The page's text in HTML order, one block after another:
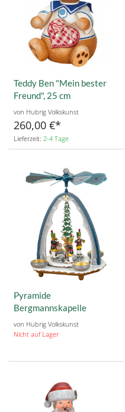
Teddy Ben "Mein bester
Freund", 25 cm
von Hubrig Volkskunst
260,00 €
Lieferzeit: 2-4 Tage
Pyramide
Bergmannskapelle
von Hubrig Volkskunst
Nicht auf Lager